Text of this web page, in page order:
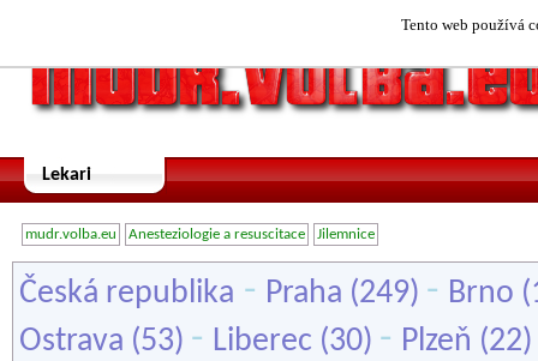
Tento web používá
Lekari
mudr.volba.eu Anesteziologie a resuscitace Jilemnice
Česká republika - Praha (249) - Brno
Ostrava (53) - Liberec (30) - Plzeň (22)